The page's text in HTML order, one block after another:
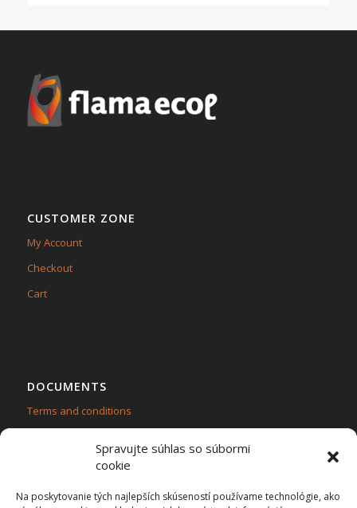
Spravujte súhlas so súbormi
cookie
Na poskytovanie tých najlepších skúseností používame technológie, ako
CUSTOMER ZONE
My Account
Checkout
Cart
DOCUMENTS
Terms and conditions